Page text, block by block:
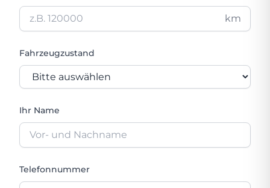
km
Fahrzeugzustand
Ihr Name
Telefonnummer